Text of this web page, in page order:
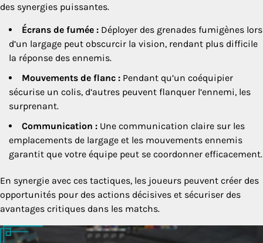
des synergies puissantes.
Écrans de fumée : Déployer des grenades fumigènes lors
d’un largage peut obscurcir la vision, rendant plus difficile
la réponse des ennemis.
Mouvements de flanc : Pendant qu’un coéquipier
sécurise un colis, d’autres peuvent flanquer l’ennemi, les
surprenant.
Communication : Une communication claire sur les
emplacements de largage et les mouvements ennemis
garantit que votre équipe peut se coordonner efficacement.
En synergie avec ces tactiques, les joueurs peuvent créer des
opportunités pour des actions décisives et sécuriser des
avantages critiques dans les matchs.